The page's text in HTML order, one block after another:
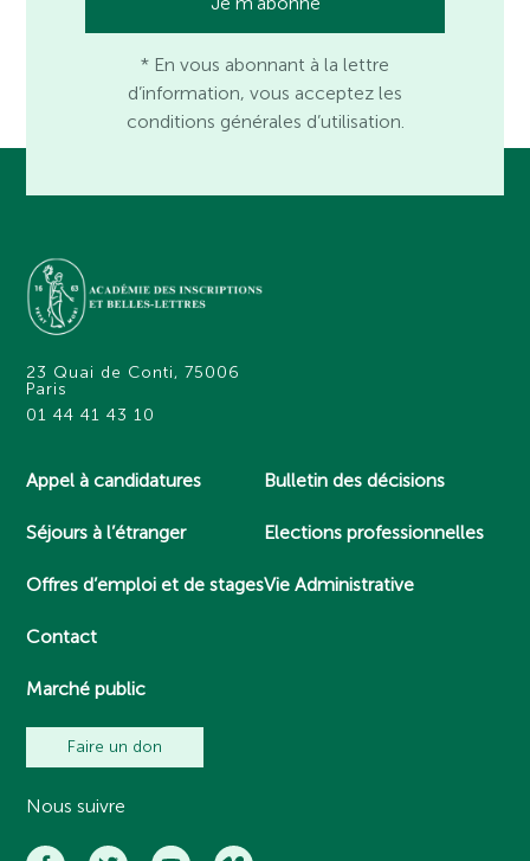
* En vous abonnant à la lettre
d’information, vous acceptez les
conditions générales d’utilisation.
23 Quai de Conti, 75006
Paris
01 44 41 43 10
Appel à candidatures
Séjours à l’étranger
Offres d’emploi et de stages
Contact
Marché public
Bulletin des décisions
Elections professionnelles
Vie Administrative
Faire un don
Nous suivre